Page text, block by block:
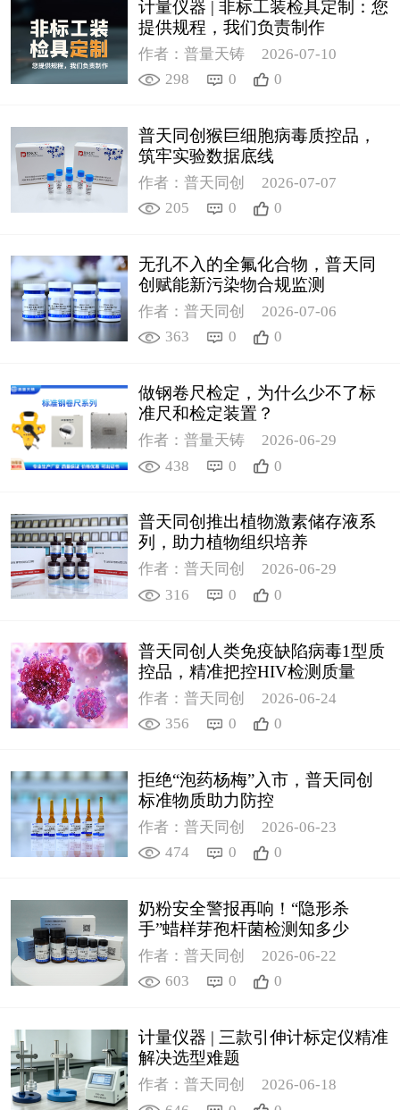
计量仪器 | 非标工装检具定制：您
提供规程，我们负责制作
作者：普量天铸
2026-07-10
298
0 0
普天同创猴巨细胞病毒质控品，
筑牢实验数据底线
作者：普天同创
2026-07-07
205
0 0
无孔不入的全氟化合物，普天同
创赋能新污染物合规监测
作者：普天同创
2026-07-06
363
0 0
做钢卷尺检定，为什么少不了标
准尺和检定装置？
作者：普量天铸
2026-06-29
438
0 0
普天同创推出植物激素储存液系
列，助力植物组织培养
作者：普天同创
2026-06-29
316
0 0
普天同创人类免疫缺陷病毒1型质
控品，精准把控HIV检测质量
作者：普天同创
2026-06-24
356
0 0
拒绝“泡药杨梅”入市，普天同创
标准物质助力防控
作者：普天同创
2026-06-23
474
0 0
奶粉安全警报再响！“隐形杀
手”蜡样芽孢杆菌检测知多少
作者：普天同创
2026-06-22
603
0 0
计量仪器 | 三款引伸计标定仪精准
解决选型难题
作者：普天同创
2026-06-18